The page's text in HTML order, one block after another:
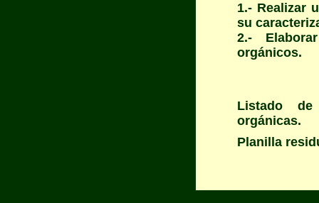
1.- Realizar
su
2.-
orgánicos.
Listado
orgánicas.
Planilla